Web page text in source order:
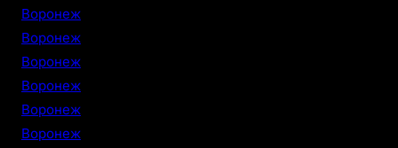
Воронеж
Воронеж
Воронеж
Воронеж
Воронеж
Воронеж